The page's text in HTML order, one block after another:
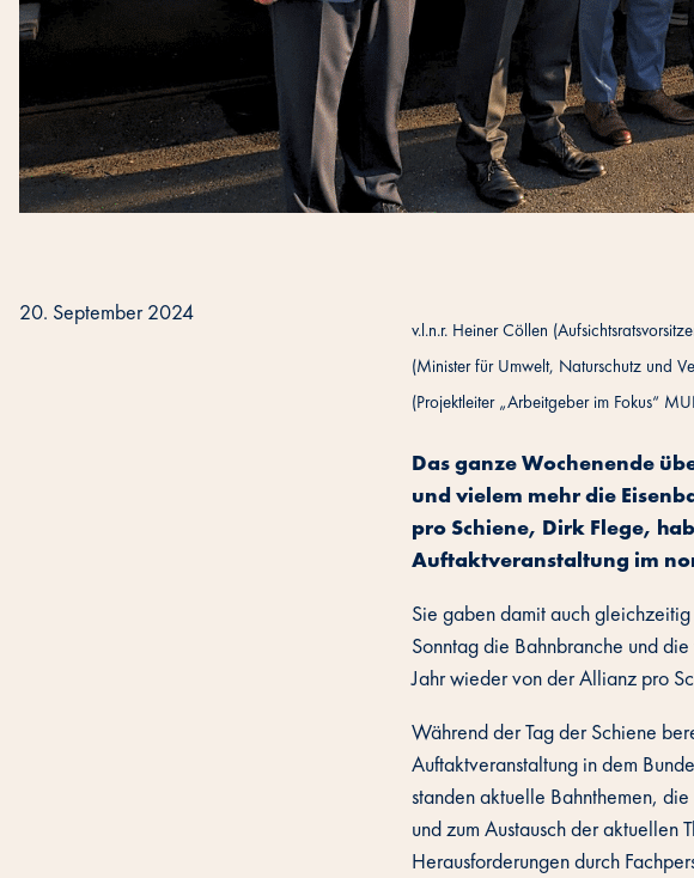
20. September 2024
v.l.n.r. Heiner Cöllen
(Minister für Umwelt, Naturschutz und
(Projektleiter „Arbeitgeber im Fokus“
Das ganze Wochenende
und vielem mehr die
pro Schiene, Dirk Flege,
Auftaktveranstaltung im
Sie gaben damit auch gleichzeitig
Sonntag die Bahnbranche und
Jahr wieder von der Allianz pro
Während der Tag der Schiene
Auftaktveranstaltung in dem
standen aktuelle Bahnthemen,
und zum Austausch der aktuellen
Herausforderungen durch